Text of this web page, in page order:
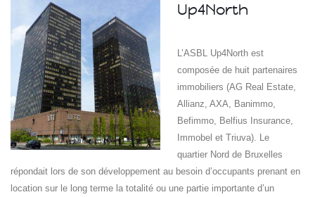
Up4North
L’ASBL Up4North est
composée de huit partenaires
immobiliers (AG Real Estate,
Allianz, AXA, Banimmo,
Befimmo, Belfius Insurance,
Immobel et Triuva). Le
quartier Nord de Bruxelles
répondait lors de son développement au besoin d’occupants prenant en
location sur le long terme la totalité ou une partie importante d’un
Islande
Russie